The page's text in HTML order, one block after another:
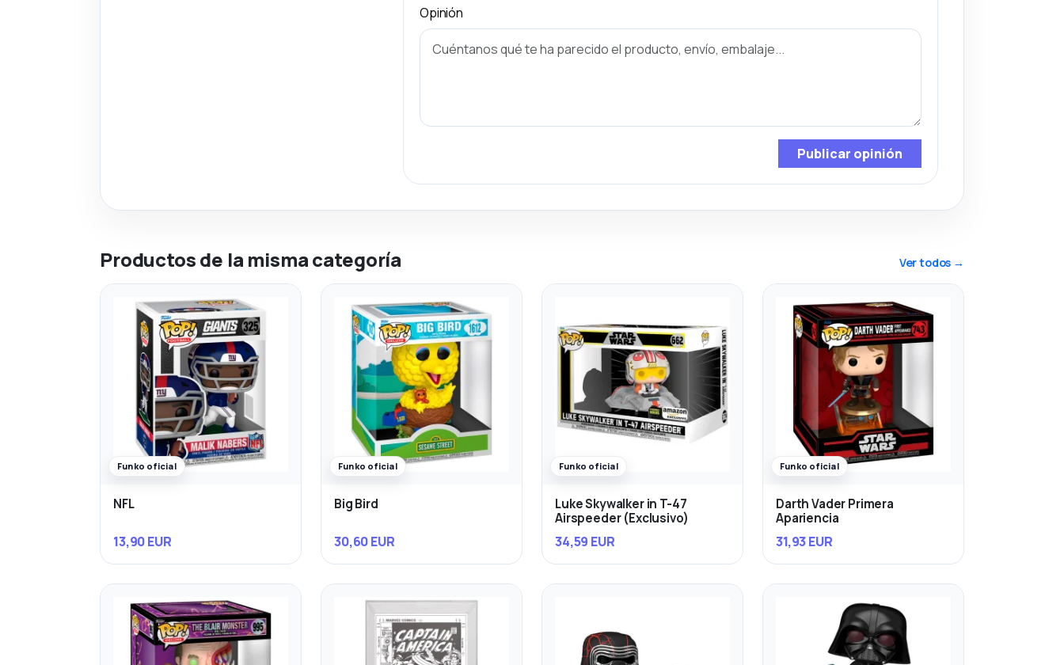
Opinión
Publicar opinión
Productos de la misma categoría Ver todos →
Funko oficial
NFL
13,90 EUR
Funko oficial
Big Bird
30,60 EUR
Funko oficial
Luke Skywalker in T-47
Airspeeder (Exclusivo)
34,59 EUR
Funko oficial
Darth Vader Primera
Apariencia
31,93 EUR